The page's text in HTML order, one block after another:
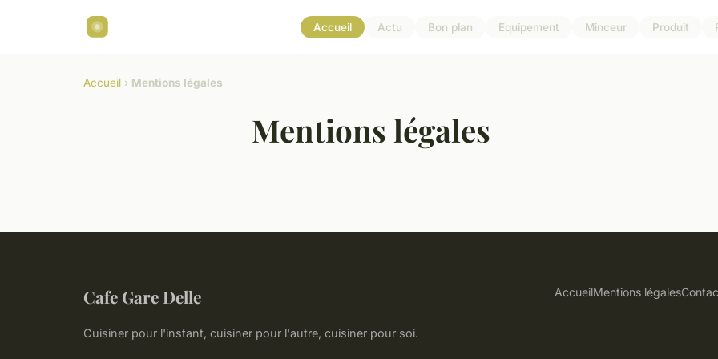
Accueil Actu Bon plan Equipement Minceur Produit
Accueil › Mentions légales
Mentions légales
Cafe Gare Delle
Cuisiner pour l'instant, cuisiner pour l'autre, cuisiner pour soi.
AccueilMentions légales